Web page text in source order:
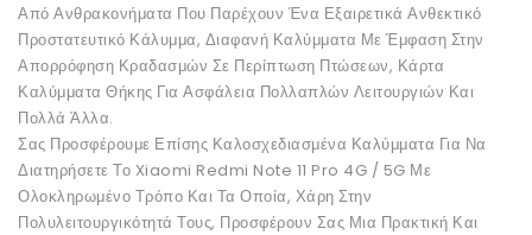
Από Ανθρακονήματα Που Παρέχουν Ένα Εξαιρετικά Ανθεκτικό
Προστατευτικό Κάλυμμα, Διαφανή Καλύμματα Με Έμφαση Στην
Απορρόφηση Κραδασμών Σε Περίπτωση Πτώσεων, Κάρτα
Καλύμματα Θήκης Για Ασφάλεια Πολλαπλών Λειτουργιών Και
Πολλά Άλλα.
Σας Προσφέρουμε Επίσης Καλοσχεδιασμένα Καλύμματα Για Να
Διατηρήσετε Το Xiaomi Redmi Note 11 Pro 4G / 5G Με
Ολοκληρωμένο Τρόπο Και Τα Οποία, Χάρη Στην
Πολυλειτουργικότητά Τους, Προσφέρουν Σας Μια Πρακτική Και